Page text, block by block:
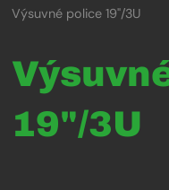
Výsuvné police 19"/3U
Výsuvné police
19"/3U